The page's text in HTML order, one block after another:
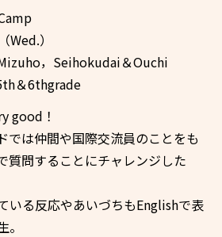
）
，Seihokudai＆Ouchi
＆6thgrade
good！
では仲間や国際交流員のことをも
質問することにチャレンジした
いる反応やあいづちもEnglishで表